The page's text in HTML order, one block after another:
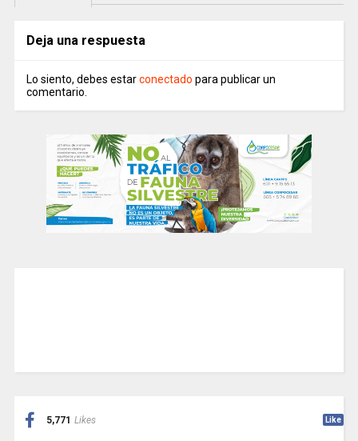
Deja una respuesta
Lo siento, debes estarconectado para publicar un
comentario.
5,771 Likes Like